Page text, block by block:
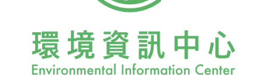
論中，對於港工程可能發生的災害、及棄土海拋對漁業的
濟部工業局確認後始可核定。 和平港的第